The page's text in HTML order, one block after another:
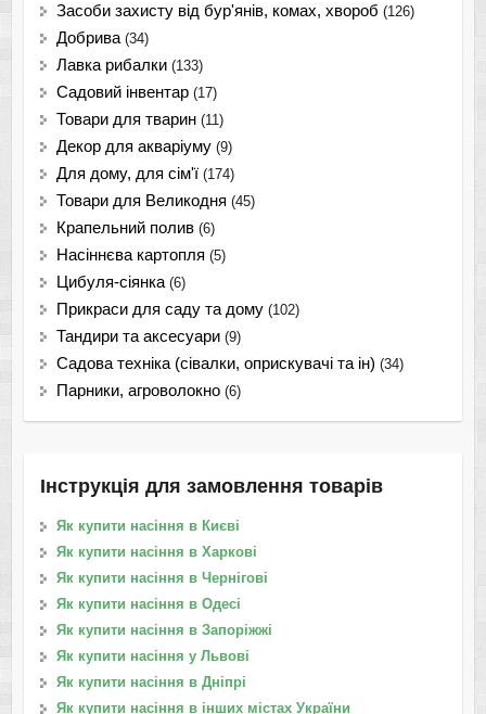
Засоби захисту від бур'янів, комах, хвороб (126)
Добрива (34)
Лавка рибалки (133)
Садовий інвентар (17)
Товари для тварин (11)
Декор для акваріуму (9)
Для дому, для сім'ї (174)
Товари для Великодня (45)
Крапельний полив (6)
Насіннєва картопля (5)
Цибуля-сіянка (6)
Прикраси для саду та дому (102)
Тандири та аксесуари (9)
Садова техніка (сівалки, оприскувачі та ін) (34)
Парники, агроволокно (6)
Інструкція для замовлення товарів
Як купити насіння в Києві
Як купити насіння в Харкові
Як купити насіння в Чернігові
Як купити насіння в Одесі
Як купити насіння в Запоріжжі
Як купити насіння у Львові
Як купити насіння в Дніпрі
Як купити насіння в інших містах України